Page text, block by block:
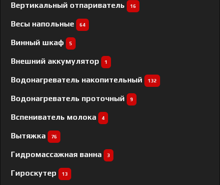
Вертикальный отпариватель 16
Весы напольные 64
Винный шкаф 5
Внешний аккумулятор 1
Водонагреватель накопительный 132
Водонагреватель проточный 9
Вспениватель молока 4
Вытяжка 76
Гидромассажная ванна 3
Гироскутер 13